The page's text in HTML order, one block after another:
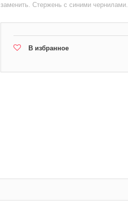
заменить. Стержень с синими
В избранное